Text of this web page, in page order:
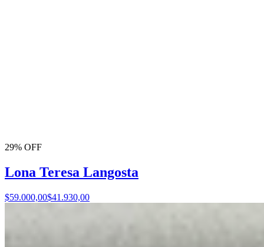
29% OFF
Lona Teresa Langosta
$59.000,00$41.930,00